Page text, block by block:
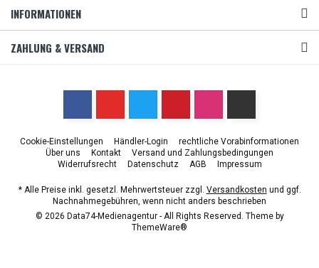
INFORMATIONEN
ZAHLUNG & VERSAND
Cookie-Einstellungen Händler-Login
rechtliche Vorabinformationen
Über uns
Kontakt
Versand und Zahlungsbedingungen
Widerrufsrecht
Datenschutz AGB Impressum
* Alle Preise inkl. gesetzl. Mehrwertsteuer zzgl. Versandkosten und ggf.
Nachnahmegebühren, wenn nicht anders beschrieben
© 2026 Data74-Medienagentur - All Rights Reserved. Theme by
ThemeWare®